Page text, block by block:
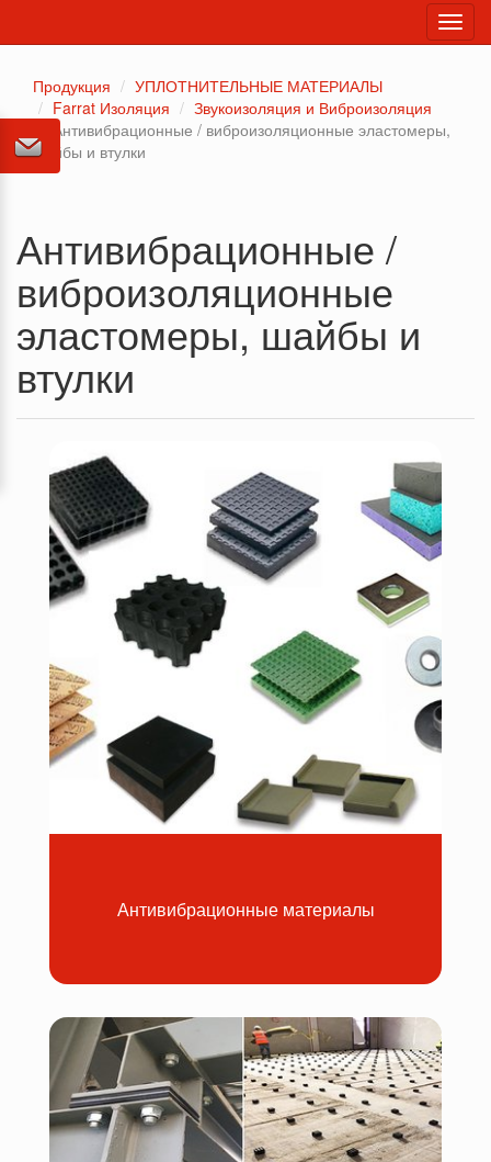
Продукция
УПЛОТНИТЕЛЬНЫЕ МАТЕРИАЛЫ
Farrat Изоляция
Звукоизоляция и Виброизоляция
Антивибрационные / виброизоляционные эластомеры,
шайбы и втулки
Антивибрационные /
виброизоляционные
эластомеры, шайбы и
втулки
Антивибрационные материалы